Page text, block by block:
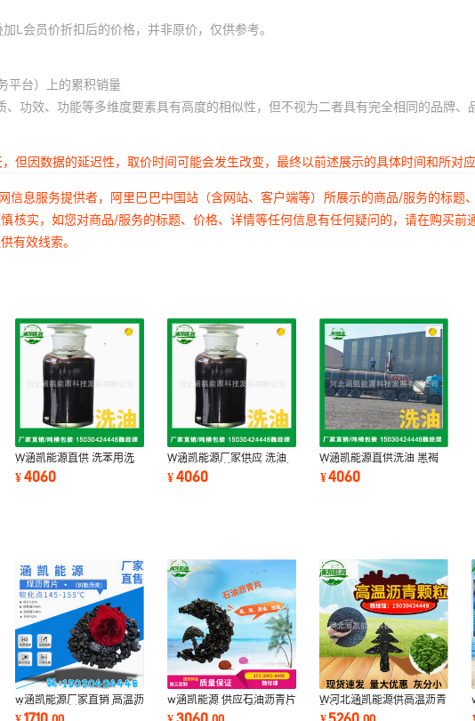
L会员价折扣后的价格，并非原价，仅供参考。
平台）上的累积销量
功效、功能等多维度要素具有高度的相似性，但不视为二者具有完全相同的品牌、
但因数据的延迟性，取价时间可能会发生改变，最终以前述展示的具体时间和所对应
信息服务提供者，阿里巴巴中国站（含网站、客户端等）所展示的商品/服务的标
核实，如您对商品/服务的标题、价格、详情等任何信息有任何疑问的，请在购买
有效线索。
W涵凯能源直供 洗苯用洗
油批发工业级化工原料 桶
装可调油质量稳
¥4060
W涵凯能源厂家供应 洗油
油状液体 清洗用防水 材料
再生胶 可吨
¥4060
W涵凯能源直供洗油 黑褐
色液体 货源充足 用于防腐
油 可零售
¥4060
w涵凯能源厂家直销 高温沥
青 可磨粉 碎片沥青 免费拿
1710
w涵凯能源 供应石油沥青片
（PTA) 广泛用于防水材料
3060
W河北涵凯能源供高温沥青
颗粒 石墨电极 转炉料专用
5260